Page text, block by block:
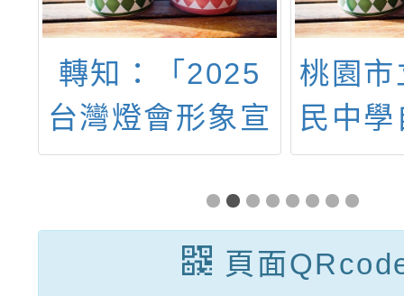
轉知：「2025
台灣燈會形象宣
傳影片」
桃園
民中
政府第
候選
頁面